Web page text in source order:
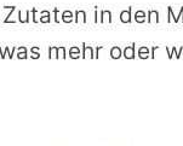
in den
mehr oder